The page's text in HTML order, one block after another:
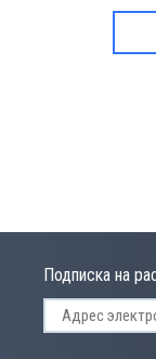
Подписка на